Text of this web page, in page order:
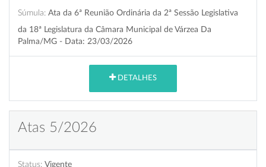
Súmula: Ata da 6ª Reunião Ordinária da 2ª Sessão Legislativa
da 18ª Legislatura da Câmara Municipal de Várzea Da
Palma/MG - Data: 23/03/2026
DETALHES
Atas 5/2026
Status: Vigente